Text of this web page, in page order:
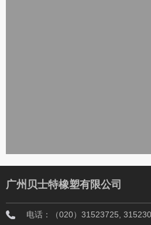
广州贝士特橡塑有限公司
电话：（020）31523725,